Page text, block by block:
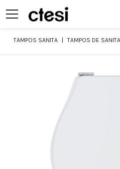
TAMPOS SANITA TAMPOS DE SANITA